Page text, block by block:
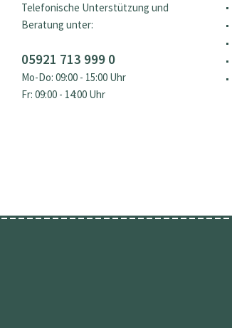
Telefonische Unterstützung und
Beratung unter:
05921 713 999 0
Mo-Do: 09:00 - 15:00 Uhr
Fr: 09:00 - 14:00 Uhr